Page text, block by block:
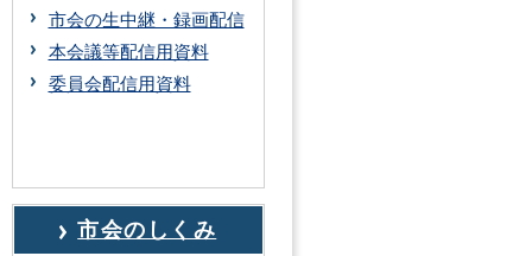
市会の生中継・録画配信
本会議等配信用資料
委員会配信用資料
市会のしくみ